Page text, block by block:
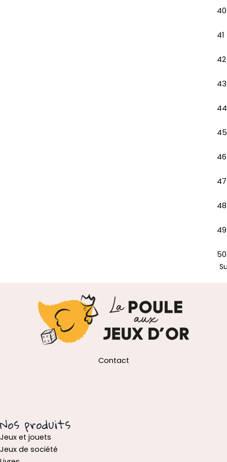
40
41
42
43
44
45
46
47
48
49
50
Contact
Nos produits
Jeux et jouets
Jeux de société